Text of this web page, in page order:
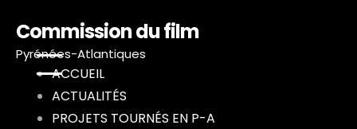
Commission du film
Pyrénées-Atlantiques
ACCUEIL
ACTUALITÉS
PROJETS TOURNÉS EN P-A